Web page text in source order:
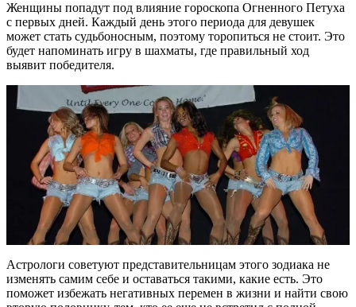
Женщины попадут под влияние гороскопа Огненного Петуха
с первых дней. Каждый день этого периода для девушек
может стать судьбоносным, поэтому торопиться не стоит. Это
будет напоминать игру в шахматы, где правильный ход
выявит победителя.
Астрологи советуют представительницам этого зодиака не
изменять самим себе и оставаться такими, какие есть. Это
поможет избежать негативных перемен в жизни и найти свою